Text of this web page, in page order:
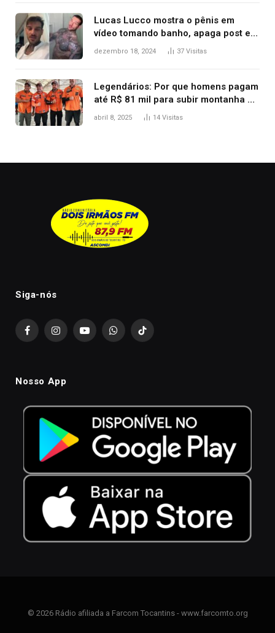
Lucas Lucco mostra o pênis em
vídeo tomando banho, apaga post e
diz ‘foi mal’
dezembro 18, 2024 37 Visitas
Legendários: Por que homens pagam
até R$ 81 mil para subir montanha e
melhorar casamento?
abril 8, 2025 14 Visitas
Siga-nós
FacebookInstagramYouTubeWhatsAppTikTok
Nosso App
© 2026 Rádio afiliada a Farcom Tocantins - www.farcomto.org